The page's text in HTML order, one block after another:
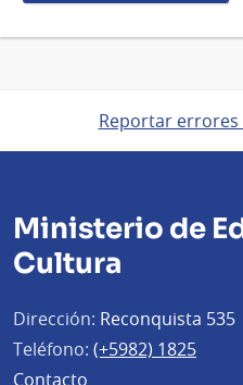
Reportar
Ministerio de
Cultura
Dirección: Reconquista 535
Teléfono: (+5982) 1825
Contacto